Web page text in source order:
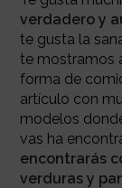
verdadero y
te gusta la
te mostramos
forma de
artículo con
modelos
vas ha
encontrarás
verduras y